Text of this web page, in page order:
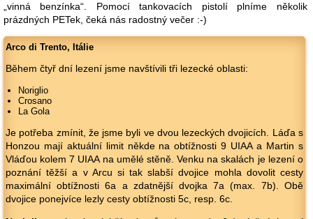
„vinná benzínka“. Pomocí tankovacích pistolí plníme několik
prázdných PETek, čeká nás radostný večer :-)
Arco di Trento, Itálie
Během čtyř dní lezení jsme navštívili tři lezecké oblasti:
Noriglio
Crosano
La Gola
Je potřeba zmínit, že jsme byli ve dvou lezeckých dvojicích. Láďa s
Honzou mají aktuální limit někde na obtížnosti 9 UIAA a Martin s
Vláďou kolem 7 UIAA na umělé stěně. Venku na skalách je lezení o
poznání těžší a v Arcu si tak slabší dvojice mohla dovolit cesty
maximální obtížnosti 6a a zdatnější dvojka 7a (max. 7b). Obě
dvojice ponejvíce lezly cesty obtížnosti 5c, resp. 6c.